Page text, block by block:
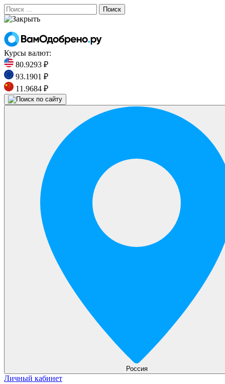
Поиск
Курсы валют:
80.9293 ₽
93.1901 ₽
11.9684 ₽
Россия
Личный кабинет